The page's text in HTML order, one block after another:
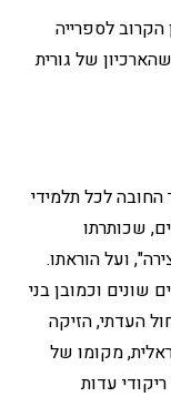
הקרוב לספרייה
של גורית
לכל תלמידי
שכותרתו
ועל הוראתו.
שונים וכמובן בני
העדתי, הזיקה
מקומו של
עדות